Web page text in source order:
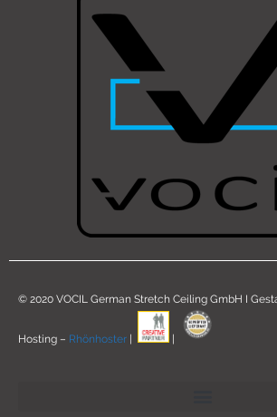
© 2020 VOCIL German Stretch Ceiling GmbH I
Hosting – Rhönhoster | |